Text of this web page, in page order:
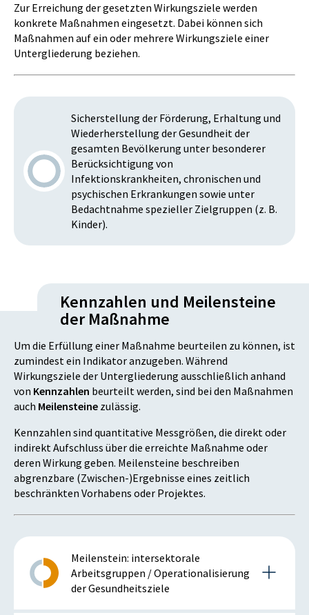
Zur Erreichung der gesetzten Wirkungsziele werden
konkrete Maßnahmen eingesetzt. Dabei können sich
Maßnahmen auf ein oder mehrere Wirkungsziele einer
Untergliederung beziehen.
Sicherstellung der Förderung, Erhaltung und
Wiederherstellung der Gesundheit der
gesamten Bevölkerung unter besonderer
Berücksichtigung von
Infektionskrankheiten, chronischen und
psychischen Erkrankungen sowie unter
Bedachtnahme spezieller Zielgruppen (z. B.
Kinder).
Kennzahlen und Meilensteine
der Maßnahme
Um die Erfüllung einer Maßnahme beurteilen zu können, ist
zumindest ein Indikator anzugeben. Während
Wirkungsziele der Untergliederung ausschließlich anhand
von Kennzahlen beurteilt werden, sind bei den Maßnahmen
auch Meilensteine zulässig.
Kennzahlen sind quantitative Messgrößen, die direkt oder
indirekt Aufschluss über die erreichte Maßnahme oder
deren Wirkung geben. Meilensteine beschreiben
abgrenzbare (Zwischen-)Ergebnisse eines zeitlich
beschränkten Vorhabens oder Projektes.
Meilenstein: intersektorale
Arbeitsgruppen / Operationalisierung
der Gesundheitsziele